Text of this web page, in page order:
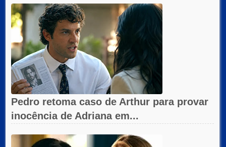
Pedro retoma caso de Arthur para provar
inocência de Adriana em...